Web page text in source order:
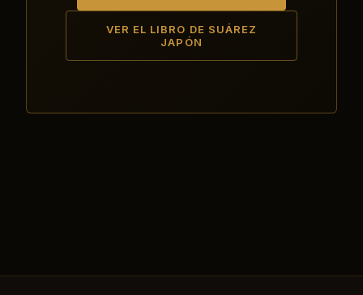
VER EL LIBRO DE SUÁREZ
JAPÓN